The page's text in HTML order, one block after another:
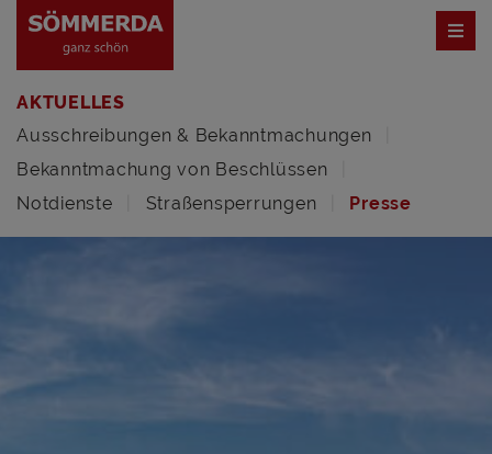
AKTUELLES
Ausschreibungen & Bekanntmachungen
Bekanntmachung von Beschlüssen
Notdienste
Straßensperrungen Presse